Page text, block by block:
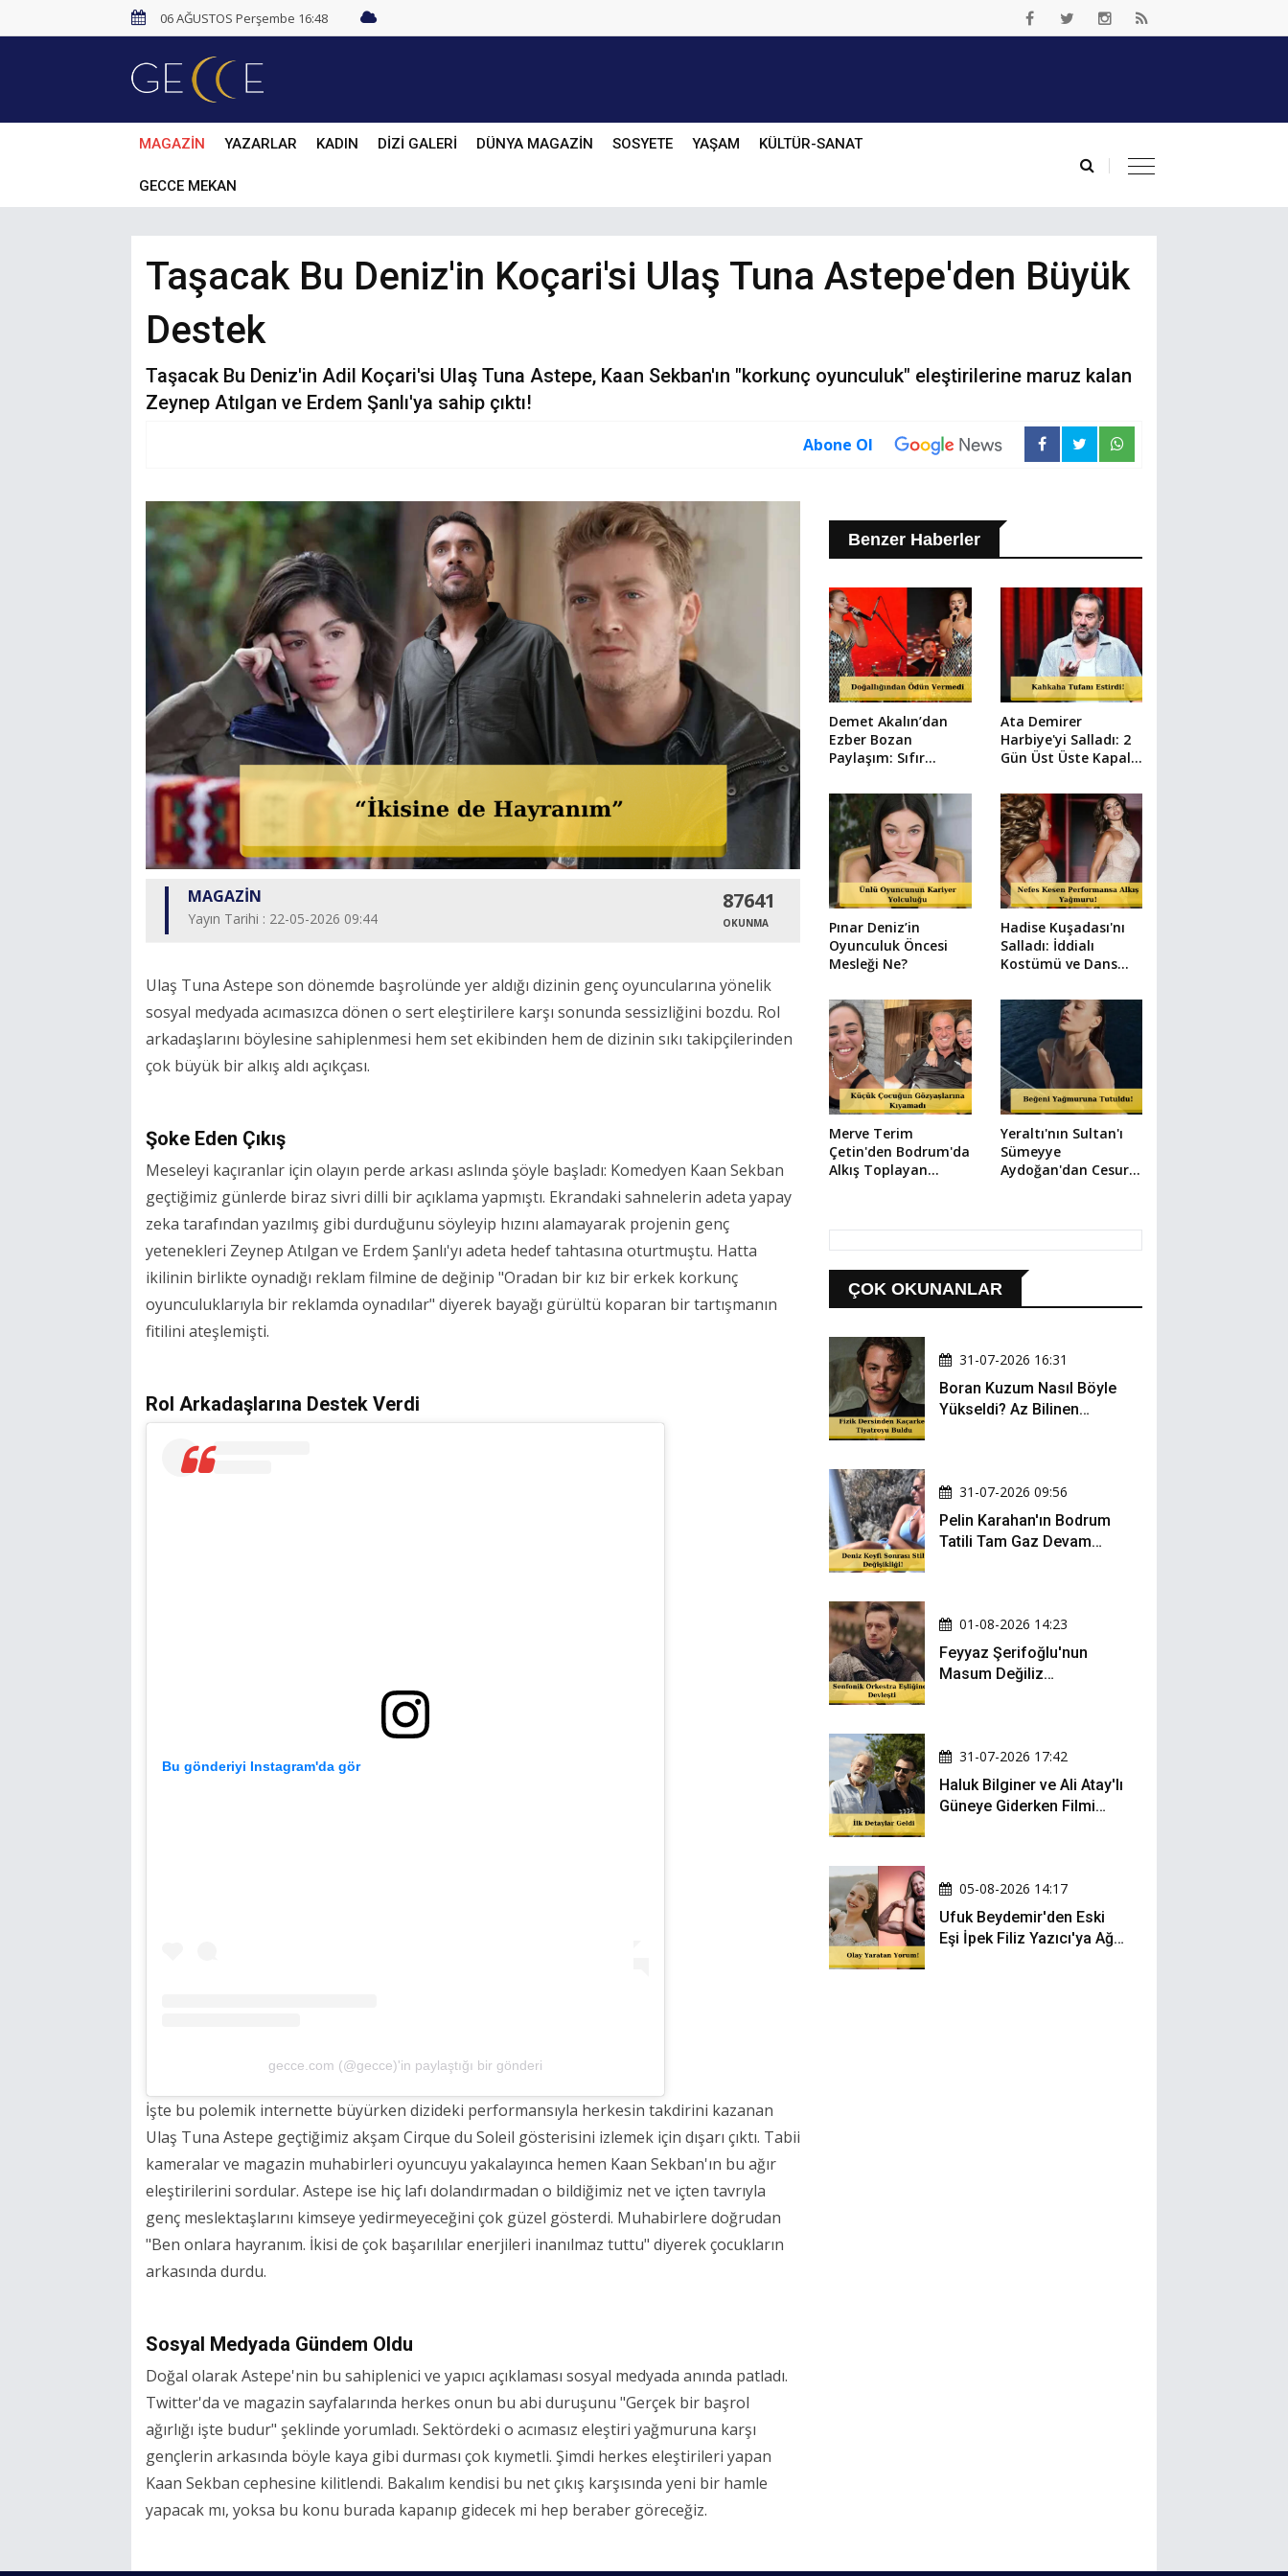
06 AĞUSTOS Perşembe 16:48
MAGAZİN YAZARLAR KADIN DİZİ GALERİ DÜNYA MAGAZİN SOSYETE YAŞAM KÜLTÜR-SANAT
GECCE MEKAN
Taşacak Bu Deniz'in Koçari'si Ulaş Tuna Astepe'den Büyük
Destek
Taşacak Bu Deniz'in Adil Koçari'si Ulaş Tuna Astepe, Kaan Sekban'ın "korkunç oyunculuk" eleştirilerine maruz kalan
Zeynep Atılgan ve Erdem Şanlı'ya sahip çıktı!
Abone Ol
MAGAZİN
Yayın Tarihi : 22-05-2026 09:44
87641
OKUNMA
Ulaş Tuna Astepe son dönemde başrolünde yer aldığı dizinin genç oyuncularına yönelik
sosyal medyada acımasızca dönen o sert eleştirilere karşı sonunda sessizliğini bozdu. Rol
arkadaşlarını böylesine sahiplenmesi hem set ekibinden hem de dizinin sıkı takipçilerinden
çok büyük bir alkış aldı açıkçası.
Şoke Eden Çıkış
Meseleyi kaçıranlar için olayın perde arkası aslında şöyle başladı: Komedyen Kaan Sekban
geçtiğimiz günlerde biraz sivri dilli bir açıklama yapmıştı. Ekrandaki sahnelerin adeta yapay
zeka tarafından yazılmış gibi durduğunu söyleyip hızını alamayarak projenin genç
yetenekleri Zeynep Atılgan ve Erdem Şanlı'yı adeta hedef tahtasına oturtmuştu. Hatta
ikilinin birlikte oynadığı reklam filmine de değinip "Oradan bir kız bir erkek korkunç
oyunculuklarıyla bir reklamda oynadılar" diyerek bayağı gürültü koparan bir tartışmanın
fitilini ateşlemişti.
Rol Arkadaşlarına Destek Verdi
Bu gönderiyi Instagram'da gör
gecce.com (@gecce)'in paylaştığı bir gönderi
İşte bu polemik internette büyürken dizideki performansıyla herkesin takdirini kazanan
Ulaş Tuna Astepe geçtiğimiz akşam Cirque du Soleil gösterisini izlemek için dışarı çıktı. Tabii
kameralar ve magazin muhabirleri oyuncuyu yakalayınca hemen Kaan Sekban'ın bu ağır
eleştirilerini sordular. Astepe ise hiç lafı dolandırmadan o bildiğimiz net ve içten tavrıyla
genç meslektaşlarını kimseye yedirmeyeceğini çok güzel gösterdi. Muhabirlere doğrudan
"Ben onlara hayranım. İkisi de çok başarılılar enerjileri inanılmaz tuttu" diyerek çocukların
arkasında durdu.
Sosyal Medyada Gündem Oldu
Doğal olarak Astepe'nin bu sahiplenici ve yapıcı açıklaması sosyal medyada anında patladı.
Twitter'da ve magazin sayfalarında herkes onun bu abi duruşunu "Gerçek bir başrol
ağırlığı işte budur" şeklinde yorumladı. Sektördeki o acımasız eleştiri yağmuruna karşı
gençlerin arkasında böyle kaya gibi durması çok kıymetli. Şimdi herkes eleştirileri yapan
Kaan Sekban cephesine kilitlendi. Bakalım kendisi bu net çıkış karşısında yeni bir hamle
yapacak mı, yoksa bu konu burada kapanıp gidecek mi hep beraber göreceğiz.
Benzer Haberler
Demet Akalın’dan
Ezber Bozan
Paylaşım: Sıfır
Sosyal Medyayı
Salladı!
Ata Demirer
Harbiye'yi Salladı: 2
Gün Üst Üste Kapalı
Pınar Deniz’in
Oyunculuk Öncesi
Mesleği Ne?
Hadise Kuşadası'nı
Salladı: İddialı
Kostümü ve Dans
Merve Terim
Çetin'den Bodrum'da
Alkış Toplayan
Yeraltı'nın Sultan'ı
Sümeyye
Aydoğan'dan Cesur
ÇOK OKUNANLAR
31-07-2026 16:31
Boran Kuzum Nasıl Böyle
Yükseldi? Az Bilinen
31-07-2026 09:56
Pelin Karahan'ın Bodrum
Tatili Tam Gaz Devam
01-08-2026 14:23
Feyyaz Şerifoğlu'nun
Masum Değiliz
31-07-2026 17:42
Haluk Bilginer ve Ali Atay'lı
Güneye Giderken Filmi
05-08-2026 14:17
Ufuk Beydemir'den Eski
Eşi İpek Filiz Yazıcı'ya Ağır